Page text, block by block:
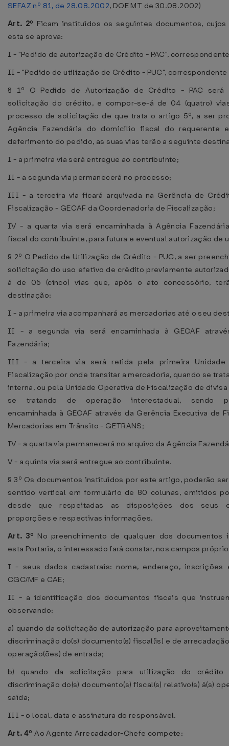
SEFAZ nº 81, de 28.08.2002, DOE MT de 30.08.2002)
Art. 2º Ficam instituídos os seguintes documentos,
esta se aprova:
I - "Pedido de autorização de Crédito - PAC",
II - "Pedido de utilização de Crédito - PUC",
§ 1º O Pedido de Autorização de Crédito - PAC será
solicitação do crédito, e compor-se-á de 04 (quatro)
processo de solicitação de que trata o artigo 5º, a ser
Agência Fazendária do domicílio fiscal do requerente
deferimento do pedido, as suas vias terão a seguinte
I - a primeira via será entregue ao contribuinte;
II - a segunda via permanecerá no processo;
III - a terceira via ficará arquivada na Gerência de
Fiscalização - GECAF da Coordenadoria de Fiscalização;
IV - a quarta via será encaminhada à Agência
fiscal do contribuinte, para futura e eventual autorização de
§ 2º O Pedido de Utilização de Crédito - PUC, a ser
solicitação do uso efetivo de crédito previamente
á de 05 (cinco) vias que, após o ato concessório,
destinação:
I - a primeira via acompanhará as mercadorias até o seu
II - a segunda via será encaminhada à GECAF
Fazendária;
III - a terceira via será retida pela primeira Unidade
Fiscalização por onde transitar a mercadoria, quando se
interna, ou pela Unidade Operativa de Fiscalização de
se tratando de operação interestadual, sendo
encaminhada à GECAF através da Gerência Executiva de
Mercadorias em Trânsito - GETRANS;
IV - a quarta via permanecerá no arquivo da Agência
V - a quinta via será entregue ao contribuinte.
§ 3º Os documentos instituídos por este artigo, poderão
sentido vertical em formulário de 80 colunas, emitidos
desde que respeitadas as disposições dos seus
proporções e respectivas informações.
Art. 3º No preenchimento de qualquer dos documentos
esta Portaria, o interessado fará constar, nos campos
I - seus dados cadastrais: nome, endereço, inscrições
CGC/MF e CAE;
II - a identificação dos documentos fiscais que
observando:
a) quando da solicitação de autorização para
discriminação do(s) documento(s) fiscal(is) e de
operação(ões) de entrada;
b) quando da solicitação para utilização do crédito
discriminação do(s) documento(s) fiscal(s) relativo(s) à(s)
saída;
III - o local, data e assinatura do responsável.
Art. 4º Ao Agente Arrecadador-Chefe compete: